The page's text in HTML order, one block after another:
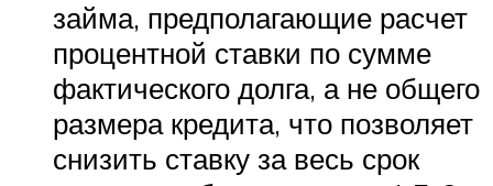
займа, предполагающие расчет
процентной ставки по сумме
фактического долга, а не общего
размера кредита, что позволяет
снизить ставку за весь срок